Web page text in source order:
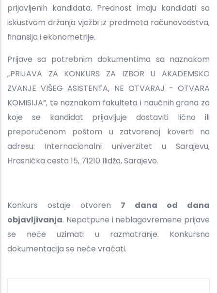
prijavljenih kandidata. Prednost imaju kandidati sa
iskustvom držanja vježbi iz predmeta računovodstva,
finansija i ekonometrije.
Prijave sa potrebnim dokumentima sa naznakom
„PRIJAVA ZA KONKURS ZA IZBOR U AKADEMSKO
ZVANJE VIŠEG ASISTENTA, NE OTVARAJ - OTVARA
KOMISIJA“, te naznakom fakulteta i naučnih grana za
koje se kandidat prijavljuje dostaviti lično ili
preporučenom poštom u zatvorenoj koverti na
adresu: Internacionalni univerzitet u Sarajevu,
Hrasnička cesta 15, 71210 Ilidža, Sarajevo.
Konkurs ostaje otvoren 7 dana od dana
objavljivanja. Nepotpune i neblagovremene prijave
se neće uzimati u razmatranje. Konkursna
dokumentacija se neće vraćati.